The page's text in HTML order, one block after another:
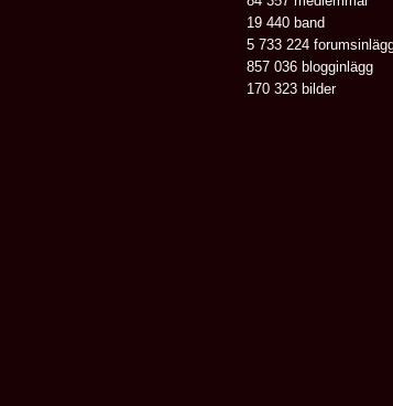
19 440 band
5 733 224
857 036 blogginlägg
170 323 bilder